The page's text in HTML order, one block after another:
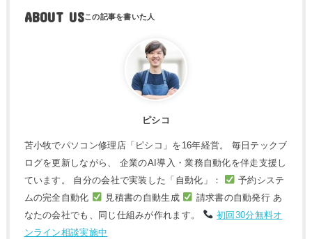
ABOUT US
ピシコ
苫小牧でパソコン修理店「ピシコ」を16年経営。 毎日テックブ
ログを更新しながら、 企業のAI導入・業務自動化を伴走支援し
ています。 自分の会社で実装した「自動化」：
予約システ
ムの完全自動化
見積書の自動生成
請求書の自動発行 あ
なたの会社でも、同じ仕組みが作れます。
初回30分無料オ
ンライン相談実施中